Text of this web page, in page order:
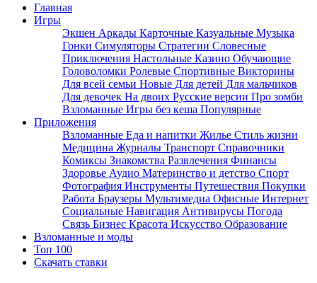
Главная
Игры
Экшен Аркады Карточные Казуальные Музыка
Гонки Симуляторы Стратегии Словесные
Приключения Настольные Казино Обучающие
Головоломки Ролевые Спортивные Викторины
Для всей семьи Новые Для детей Для мальчиков
Для девочек На двоих Русские версии Про зомби
Взломанные Игры без кеша Популярные
Приложения
Взломанные Еда и напитки Жилье Стиль жизни
Медицина Журналы Транспорт Справочники
Комиксы Знакомства Развлечения Финансы
Здоровье Аудио Материнство и детство Спорт
Фотография Инструменты Путешествия Покупки
Работа Браузеры Мультимедиа Офисные Интернет
Социальные Навигация Антивирусы Погода
Связь Бизнес Красота Искусство Образование
Взломанные и моды
Топ 100
Скачать ставки